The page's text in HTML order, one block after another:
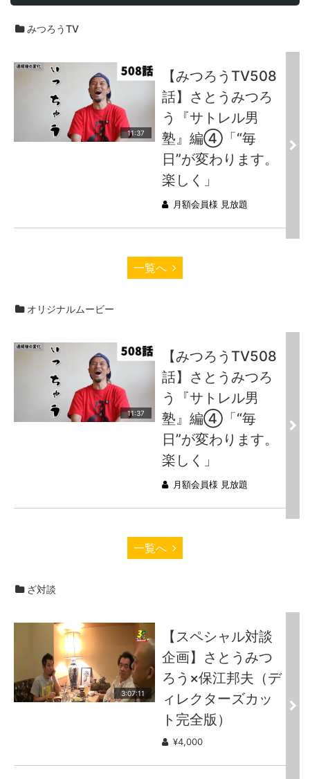
みつろうTV
11:37
【みつろうTV508
話】さとうみつろ
う『サトレル男
塾』編④「“毎
日”が変わります。
楽しく」
月額会員様 見放題
一覧へ
オリジナルムービー
11:37
【みつろうTV508
話】さとうみつろ
う『サトレル男
塾』編④「“毎
日”が変わります。
楽しく」
月額会員様 見放題
一覧へ
ざ対談
3:07:11
【スペシャル対談
企画】さとうみつ
ろう×保江邦夫（デ
ィレクターズカッ
ト完全版）
¥4,000